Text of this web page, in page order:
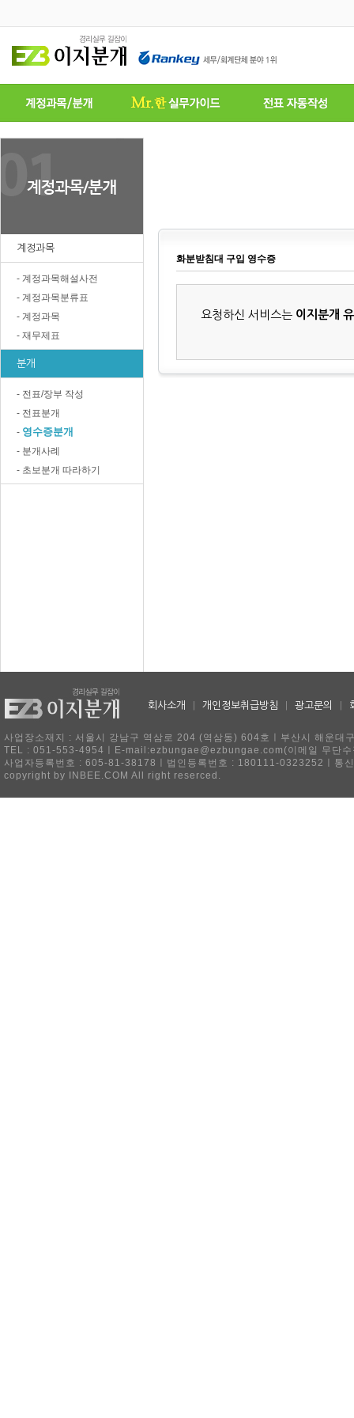
계정과목
- 계정과목해설사전
- 계정과목분류표
- 계정과목
- 재무제표
분개
- 전표/장부 작성
- 전표분개
- 영수증분개
- 분개사례
- 초보분개 따라하기
화분받침대 구입 영수증
요청하신 서비스는 이지분개
회사소개 개인정보취급방침 광고문의
사업장소재지 : 서울시 강남구 역삼로 204 (역삼동) 604호ㅣ부산시 해운
TEL : 051-553-4954ㅣE-mail:ezbungae@ezbungae.com(이메일 무단수
사업자등록번호 : 605-81-38178ㅣ법인등록번호 : 180111-0323252ㅣ통
copyright by INBEE.COM All right reserced.